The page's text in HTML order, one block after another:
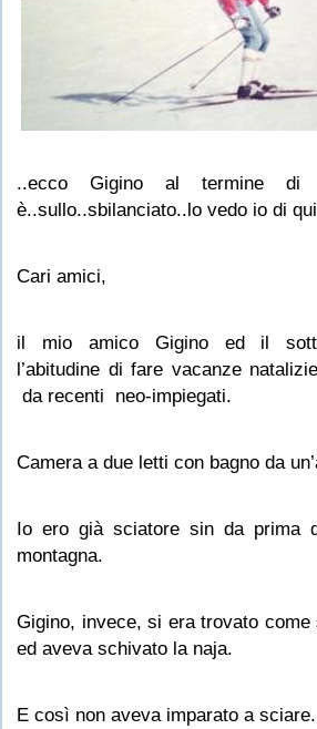
..ecco Gigino al termine di
è..sullo..sbilanciato..lo vedo io di
Cari amici,
il mio amico Gigino ed il
l’abitudine di fare vacanze
da recenti neo-impiegati.
Camera a due letti con bagno da
Io ero già sciatore sin da prima
montagna.
Gigino, invece, si era trovato come
ed aveva schivato la naja.
E così non aveva imparato a sciare.